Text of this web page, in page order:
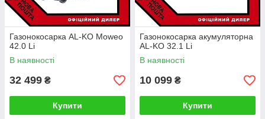
Газонокосарка AL-KO Moweo
42.0 Li
В наявності
32 499 ₴
Купити
Газонокосарка акумуляторна
AL-KO 32.1 Li
В наявності
10 099 ₴
Купити